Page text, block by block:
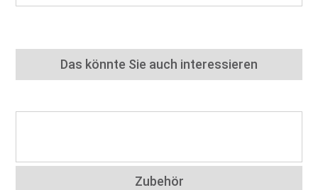
Das könnte Sie auch interessieren
Zubehör